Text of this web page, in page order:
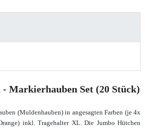
Markierhauben Set (20 Stück)
(Muldenhauben) in angesagten Farben (je 4x
inkl. Tragehalter XL. Die Jumbo Hütchen